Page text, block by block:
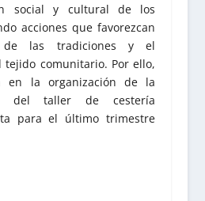
social y cultural de los
acciones que favorezcan
de las tradiciones y el
comunitario. Por ello,
en la organización de la
del taller de cestería
para el último trimestre